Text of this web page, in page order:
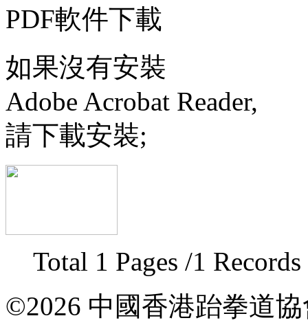
PDF軟件下載
如果沒有安裝
Adobe Acrobat Reader,
請下載安裝;
Total 1 Pages /1 Records
©2026 中國香港跆拳道